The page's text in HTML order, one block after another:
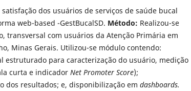
satisfação dos usuários de serviços de saúde bucal
web-based -GestBucalSD. Método: Realizou-se
transversal com usuários da Atenção Primária em
Minas Gerais. Utilizou-se módulo contendo:
estruturado para caracterização do usuário, medição
curta e indicador Net Promoter Score);
dos resultados; e, disponibilização em dashboards.